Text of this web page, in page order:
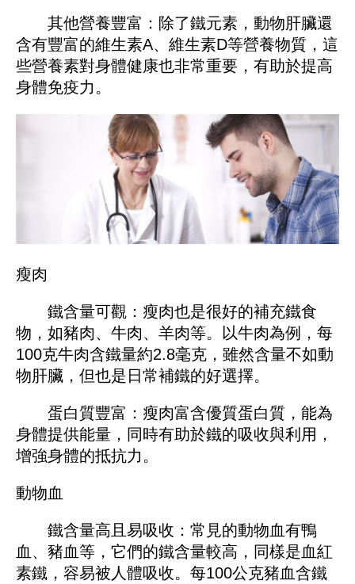
其他營養豐富：除了鐵元素，動物肝臟還
含有豐富的維生素A、維生素D等營養物質，這
些營養素對身體健康也非常重要，有助於提高
身體免疫力。
瘦肉
鐵含量可觀：瘦肉也是很好的補充鐵食
物，如豬肉、牛肉、羊肉等。以牛肉為例，每
100克牛肉含鐵量約2.8毫克，雖然含量不如動
物肝臟，但也是日常補鐵的好選擇。
蛋白質豐富：瘦肉富含優質蛋白質，能為
身體提供能量，同時有助於鐵的吸收與利用，
增強身體的抵抗力。
動物血
鐵含量高且易吸收：常見的動物血有鴨
血、豬血等，它們的鐵含量較高，同樣是血紅
素鐵，容易被人體吸收。每100公克豬血含鐵